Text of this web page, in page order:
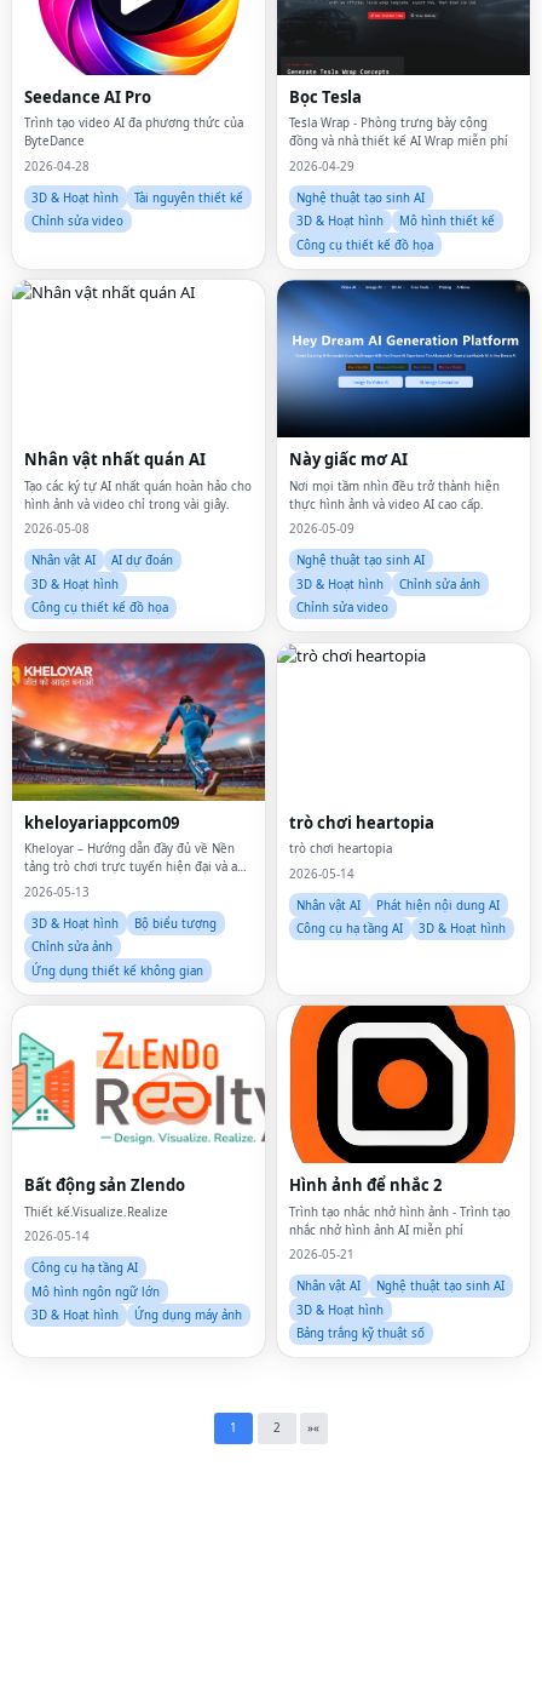
Seedance AI Pro
Trình tạo video AI đa phương thức của
ByteDance
2026-04-28
3D & Hoạt hình
Tài nguyên thiết kế
Chỉnh sửa video
Bọc Tesla
Tesla Wrap - Phòng trưng bày cộng
đồng và nhà thiết kế AI Wrap miễn phí
2026-04-29
Nghệ thuật tạo sinh AI
3D & Hoạt hình
Mô hình thiết kế
Công cụ thiết kế đồ họa
Nhân vật nhất quán AI
Tạo các ký tự AI nhất quán hoàn hảo cho
hình ảnh và video chỉ trong vài giây.
2026-05-08
Nhân vật AI
AI dự đoán
3D & Hoạt hình
Công cụ thiết kế đồ họa
Này giấc mơ AI
Nơi mọi tầm nhìn đều trở thành hiện
thực hình ảnh và video AI cao cấp.
2026-05-09
Nghệ thuật tạo sinh AI
3D & Hoạt hình
Chỉnh sửa ảnh
Chỉnh sửa video
kheloyariappcom09
Kheloyar – Hướng dẫn đầy đủ về Nền
tảng trò chơi trực tuyến hiện đại và an
toàn
2026-05-13
3D & Hoạt hình
Bộ biểu tượng
Chỉnh sửa ảnh
Ứng dụng thiết kế không gian
trò chơi heartopia
trò chơi heartopia
2026-05-14
Nhân vật AI
Phát hiện nội dung AI
Công cụ hạ tầng AI
3D & Hoạt hình
Bất động sản Zlendo
Thiết kế.Visualize.Realize
2026-05-14
Công cụ hạ tầng AI
Mô hình ngôn ngữ lớn
3D & Hoạt hình
Ứng dụng máy ảnh
Hình ảnh để nhắc 2
Trình tạo nhắc nhở hình ảnh - Trình tạo
nhắc nhở hình ảnh AI miễn phí
2026-05-21
Nhân vật AI
Nghệ thuật tạo sinh AI
3D & Hoạt hình
Bảng trắng kỹ thuật số
1 2 »«